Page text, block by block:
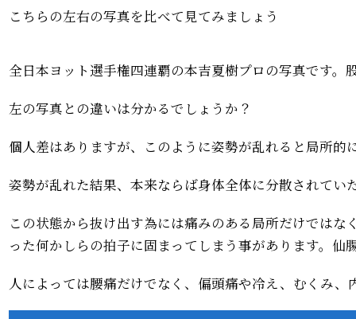
こちらの左右の写真を比べて見てみましょう
全日本ヨット選手権四連覇の本吉夏樹プロの写真です。
左の写真との違いは分かるでしょうか？
個人差はありますが、このように姿勢が乱れると局所
姿勢が乱れた結果、本来ならば身体全体に分散されて
この状態から抜け出す為には痛みのある局所だけでは
った何かしらの拍子に固まってしまう事があります。 仙
人によっては腰痛だけでなく、偏頭痛や冷え、むくみ、